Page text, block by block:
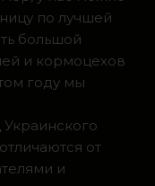
по лучшей
большой
и кормоцехов
году мы
от
и